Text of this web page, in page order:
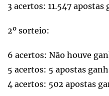
3 acertos: 11.547
2º sorteio:
6 acertos: Não houve
5 acertos: 5 apostas
4 acertos: 502 apostas